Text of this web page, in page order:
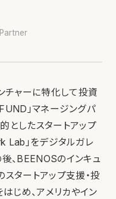
チャーに特化して投資
」マネージングパ
としたスタートアップ
Lab」をデジタルガレ
、BEENOSのインキュ
タートアップ支援・投
じめ、アメリカやイン